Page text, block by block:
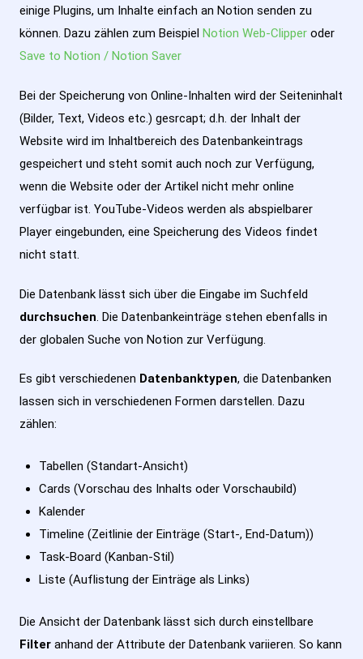
einige Plugins, um Inhalte einfach an Notion senden zu
können. Dazu zählen zum Beispiel Notion Web-Clipper oder
Save to Notion / Notion Saver
Bei der Speicherung von Online-Inhalten wird der Seiteninhalt
(Bilder, Text, Videos etc.) gesrcapt; d.h. der Inhalt der
Website wird im Inhaltbereich des Datenbankeintrags
gespeichert und steht somit auch noch zur Verfügung,
wenn die Website oder der Artikel nicht mehr online
verfügbar ist. YouTube-Videos werden als abspielbarer
Player eingebunden, eine Speicherung des Videos findet
nicht statt.
Die Datenbank lässt sich über die Eingabe im Suchfeld
durchsuchen . Die Datenbankeinträge stehen ebenfalls in
der globalen Suche von Notion zur Verfügung.
Es gibt verschiedenen Datenbanktypen, die Datenbanken
lassen sich in verschiedenen Formen darstellen. Dazu
zählen:
Tabellen (Standart-Ansicht)
Cards (Vorschau des Inhalts oder Vorschaubild)
Kalender
Timeline (Zeitlinie der Einträge (Start-, End-Datum))
Task-Board (Kanban-Stil)
Liste (Auflistung der Einträge als Links)
Die Ansicht der Datenbank lässt sich durch einstellbare
Filter anhand der Attribute der Datenbank variieren. So kann